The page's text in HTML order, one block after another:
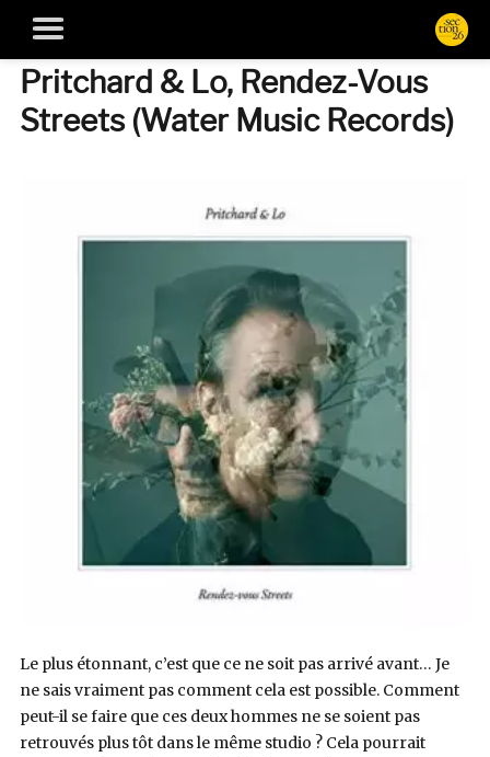
Pritchard & Lo, Rendez-Vous
Streets (Water Music Records)
Le plus étonnant, c’est que ce ne soit pas arrivé avant… Je
ne sais vraiment pas comment cela est possible. Comment
peut-il se faire que ces deux hommes ne se soient pas
retrouvés plus tôt dans le même studio ? Cela pourrait